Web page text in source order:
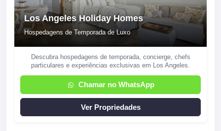
Los Angeles Holiday Homes
Hospedagens de Temporada de Luxo
Descubra hospedagens de temporada, concierge, chefs
particulares e experiências exclusivas em Los Angeles.
Chamar no WhatsApp
Ver Propriedades